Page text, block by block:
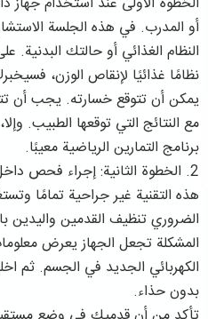
أو المدرب. في هذه الجلسة
النظام الغذائي أو حالتك البدنية.
نظامًا غذائيًا لإنقاص الوزن،
يمكن أن تتوقع خسارته. يجب أن
مع النتائج التي توقعها الطبيب.
برنامج التمارين الرياضية معيبًا.
2. الخطوة الثانية: إجراء فحص داخل الجسم
هذه التقنية غير جراحية تمامًا
الضروري تنظيف القدمين واليدين
المشكلة تجعل الجهاز يعرض
الكهربائي الجديد في الجسم. ثم
بدون حذاء.